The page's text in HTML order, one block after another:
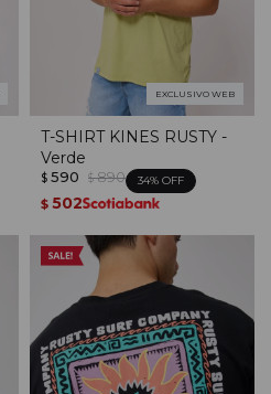
EXCLUSIVO WEB
T-SHIRT KINES RUSTY -
Verde
$ 590 $ 890 34
$ 502